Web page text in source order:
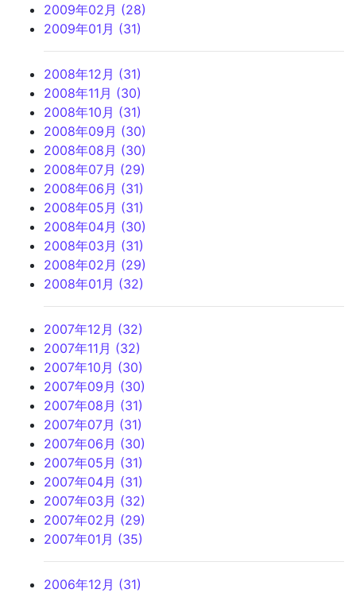
2009年02月 (28)
2009年01月 (31)
2008年12月 (31)
2008年11月 (30)
2008年10月 (31)
2008年09月 (30)
2008年08月 (30)
2008年07月 (29)
2008年06月 (31)
2008年05月 (31)
2008年04月 (30)
2008年03月 (31)
2008年02月 (29)
2008年01月 (32)
2007年12月 (32)
2007年11月 (32)
2007年10月 (30)
2007年09月 (30)
2007年08月 (31)
2007年07月 (31)
2007年06月 (30)
2007年05月 (31)
2007年04月 (31)
2007年03月 (32)
2007年02月 (29)
2007年01月 (35)
2006年12月 (31)